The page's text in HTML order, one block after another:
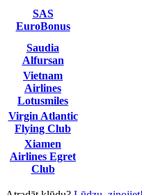
SAS
EuroBonus
Saudia
Alfursan
Vietnam
Airlines
Lotusmiles
Virgin Atlantic
Flying Club
Xiamen
Airlines Egret
Club